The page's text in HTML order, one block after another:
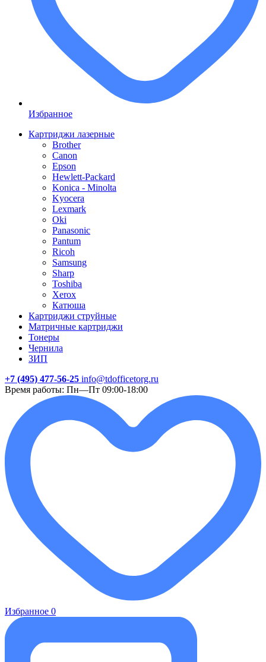
Избранное
Картриджи лазерные
Brother
Canon
Epson
Hewlett-Packard
Konica - Minolta
Kyocera
Lexmark
Oki
Panasonic
Pantum
Ricoh
Samsung
Sharp
Toshiba
Xerox
Катюша
Картриджи струйные
Матричные картриджи
Тонеры
Чернила
ЗИП
+7 (495) 477-56-25 info@tdofficetorg.ru
Время работы: Пн—Пт 09:00-18:00
Избранное 0